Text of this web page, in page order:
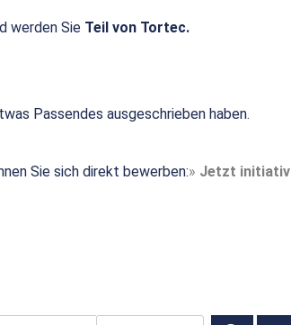
werden Sie Teil von Tortec.
Passendes ausgeschrieben haben.
Sie sich direkt bewerben:
Jetzt initiativ